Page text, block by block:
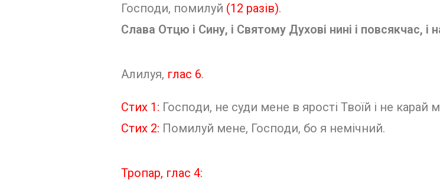
Господи, помилуй (12 разів).
Слава Отцю і Сину, і Святому Духо­ві нині і повсякчас, і
Алилуя, глас 6.
Стих 1: Господи, не суди мене в ярос­ті Твоїй і не карай
Стих 2: Помилуй мене, Господи, бо я немічний.
Тропар, глас 4: